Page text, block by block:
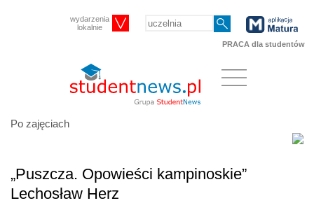
wydarzenia
lokalnie
PRACA dla studentów
Po zajęciach
„Puszcza. Opowieści kampinoskie”
Lechosław Herz